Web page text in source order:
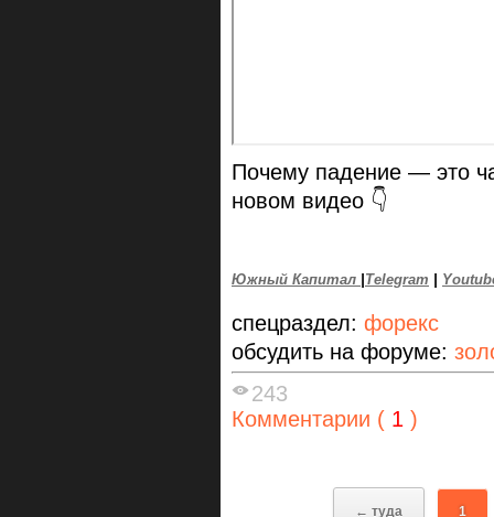
Почему падение — это
новом видео 👇
Южный Капитал Telegram
спецраздел: форекс
обсудить на форуме:
243
Комментарии ( 1 )
← туда 1